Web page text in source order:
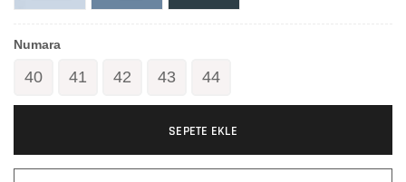
Numara
40 41 42 43 44
SEPETE EKLE